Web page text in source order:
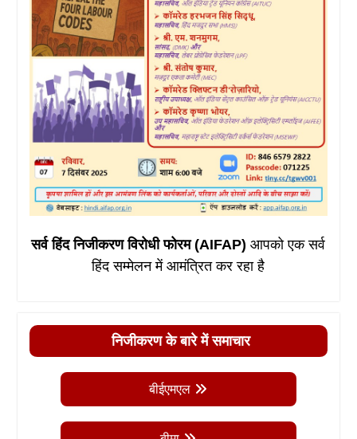
सर्व हिंद निजीकरण विरोधी फोरम (AIFAP)आपको एक सर्व
हिंद सम्मेलन में आमंत्रित कर रहा है
निजीकरण के बारे में समाचार
बीईएमएल